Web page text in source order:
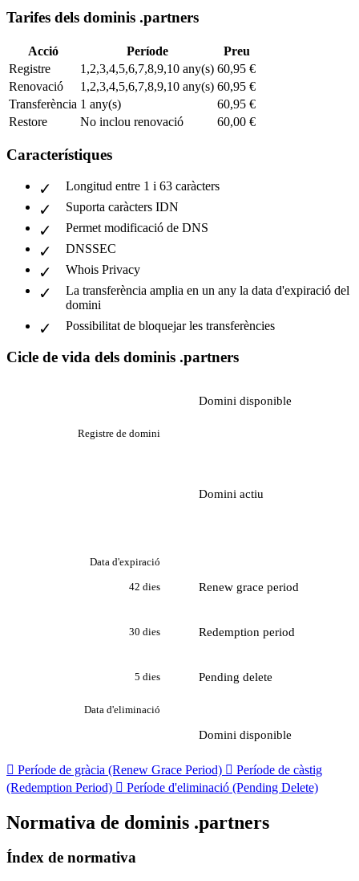
Tarifes dels dominis .partners
Acció Període
Preu
Registre
1,2,3,4,5,6,7,8,9,10 any(s) 60,95 €
Renovació
1,2,3,4,5,6,7,8,9,10 any(s) 60,95 €
Transferència 1 any(s)
60,95 €
Restore
No inclou renovació 60,00 €
Característiques
Longitud entre 1 i 63 caràcters
Suporta caràcters IDN
Permet modificació de DNS
DNSSEC
Whois Privacy
La transferència amplia en un any la data d'expiració del
domini
Possibilitat de bloquejar les transferències
Cicle de vida dels dominis .partners
Domini disponible
Registre de domini
Domini actiu
Data d'expiració
42 dies Renew grace period
30 dies Redemption period
5 dies Pending delete
Data d'eliminació
Domini disponible
 Període de gràcia (Renew Grace Period)  Període de càstig
(Redemption Period)  Període d'eliminació (Pending Delete)
Normativa de dominis .partners
Índex de normativa